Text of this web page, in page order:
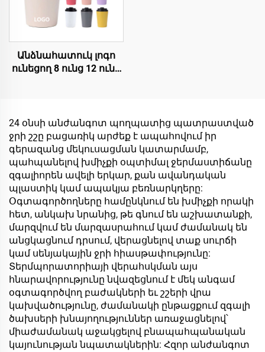
կափույրով՝
ճանապարհորդության
Անձնահատուկ լոգո
ունեցող 8 ունց 12 ունց
վակուումային կոփեր
ապահով թափի հետ
24 օնսի անժանգոտ պողպատից պատրաստված
ջրի շշը բացառիկ արժեք է ապահովում իր
գերազանց մեկուսացման կատարմամբ,
պահպանելով խմիչքի օպտիմալ ջերմաստիճանը
զգալիորեն ավելի երկար, քան ավանդական
պլաստիկ կամ ապակյա բեռնարկղերը:
Օգտագործողները համընկնում են խմիչքի որակի
հետ, անկախ նրանից, թե գնում են աշխատանքի,
մարզվում են մարզասրահում կամ ժամանակ են
անցկացնում դրսում, վերացնելով տաք սուրճի
կամ սենյակային ջրի հիասթափությունը:
Տերմպորատորիայի վերահսկման այս
հնարավորությունը նվազեցնում է մեկ անգամ
օգտագործվող բաժակների եւ շշերի վրա
կախվածությունը, ժամանակի ընթացքում զգալի
ծախսերի խնայողություններ առաջացնելով՝
միաժամանակ աջակցելով բնապահպանական
կայունության նպատակներին: Հզոր անժանգոտ